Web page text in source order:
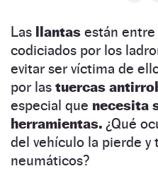
Las llantas están
codiciados por los
evitar ser víctima de
por las tuercas
especial que necesita
herramientas. ¿Qué
del vehículo la pierde y
neumáticos?